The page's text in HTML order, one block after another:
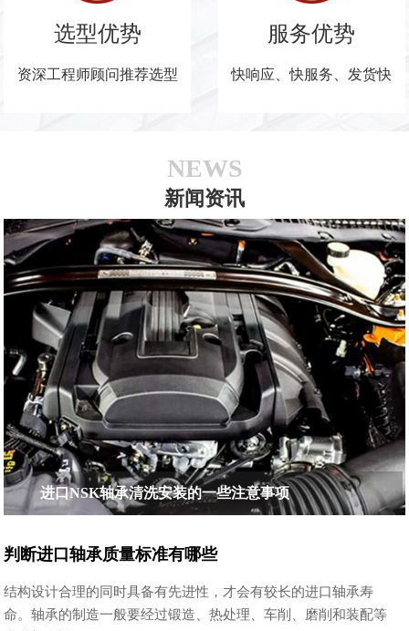
选型优势
资深工程师顾问推荐选型
服务优势
快响应、快服务、发货快
NEWS
新闻资讯
进口NSK轴承清洗安装的一些注意事项
判断进口轴承质量标准有哪些
结构设计合理的同时具备有先进性，才会有较长的进口轴承寿
命。轴承的制造一般要经过锻造、热处理、车削、磨削和装配等